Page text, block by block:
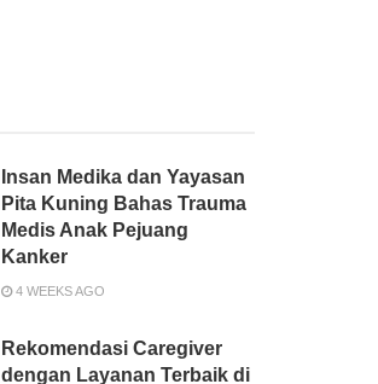
Insan Medika dan Yayasan
Pita Kuning Bahas Trauma
Medis Anak Pejuang
Kanker
4 WEEKS AGO
Rekomendasi Caregiver
dengan Layanan Terbaik di